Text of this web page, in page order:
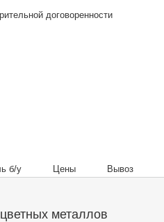
договоренности
б/у Цены Вывоз
металлов